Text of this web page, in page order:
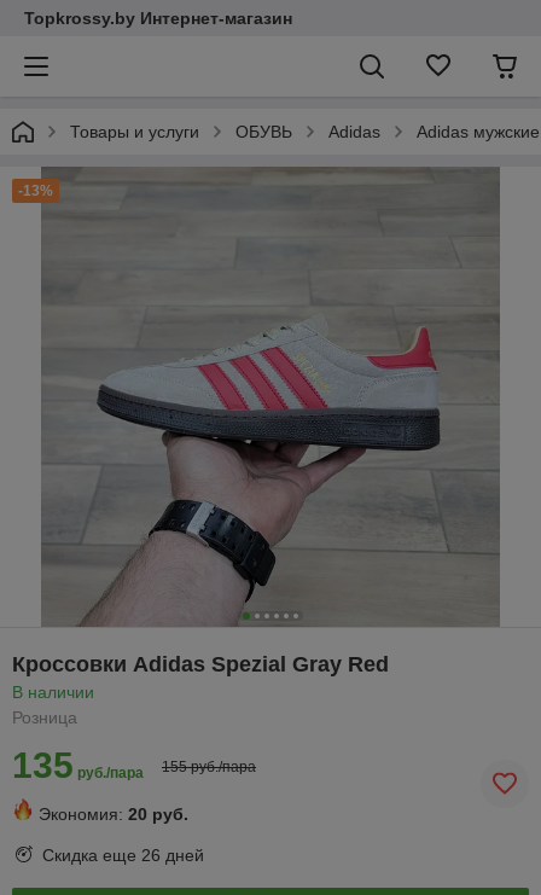
Topkrossy.by Интернет-магазин
Товары и услуги ОБУВЬ Adidas Adidas мужские
-13%
Кроссовки Adidas Spezial Gray Red
В наличии
Розница
135 руб./пара 155 руб./пара
Экономия: 20 руб.
Скидка еще 26 дней